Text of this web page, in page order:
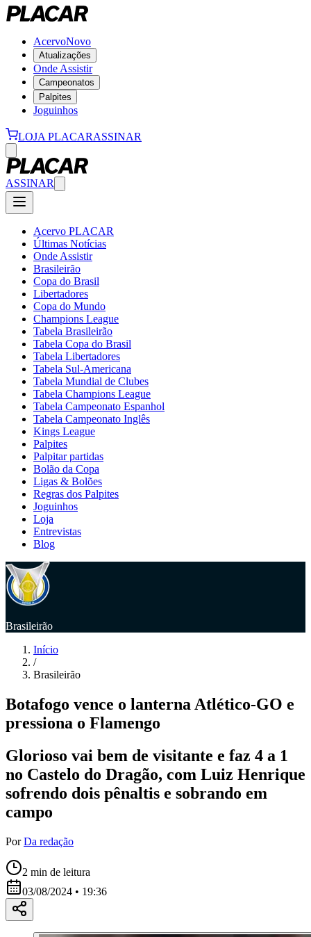
AcervoNovo
Atualizações
Onde Assistir
Campeonatos
Palpites
Joguinhos
LOJA PLACARASSINAR
ASSINAR
Acervo PLACAR
Últimas Notícias
Onde Assistir
Brasileirão
Copa do Brasil
Libertadores
Copa do Mundo
Champions League
Tabela Brasileirão
Tabela Copa do Brasil
Tabela Libertadores
Tabela Sul-Americana
Tabela Mundial de Clubes
Tabela Champions League
Tabela Campeonato Espanhol
Tabela Campeonato Inglês
Kings League
Palpites
Palpitar partidas
Bolão da Copa
Ligas & Bolões
Regras dos Palpites
Joguinhos
Loja
Entrevistas
Blog
Brasileirão
Início
/
Brasileirão
Botafogo vence o lanterna Atlético-GO e
pressiona o Flamengo
Glorioso vai bem de visitante e faz 4 a 1
no Castelo do Dragão, com Luiz Henrique
sofrendo dois pênaltis e sobrando em
campo
Por Da redação
2 min de leitura
03/08/2024 • 19:36